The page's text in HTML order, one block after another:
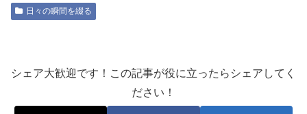
日々の瞬間を綴る
シェア大歓迎です！この記事が役に立ったらシェアしてく
ださい！